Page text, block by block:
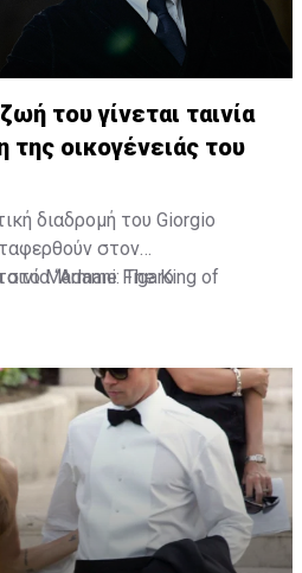
του γίνεται ταινία
της οικογένειάς του
διαδρομή του Giorgio
στον
“Armani: The King of
στο Madame Figaro